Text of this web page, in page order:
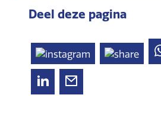
Deel deze pagina